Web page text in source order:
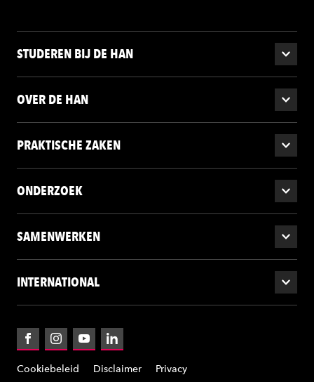
STUDEREN BIJ DE HAN
OVER DE HAN
PRAKTISCHE ZAKEN
ONDERZOEK
SAMENWERKEN
INTERNATIONAL
FacebookInstagramYouTubeLinkedIn
Cookiebeleid Disclaimer Privacy